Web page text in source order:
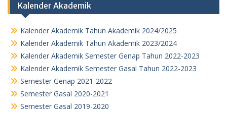
Kalender Akademik
Kalender Akademik Tahun Akademik 2024/2025
Kalender Akademik Tahun Akademik 2023/2024
Kalender Akademik Semester Genap Tahun 2022-2023
Kalender Akademik Semester Gasal Tahun 2022-2023
Semester Genap 2021-2022
Semester Gasal 2020-2021
Semester Gasal 2019-2020